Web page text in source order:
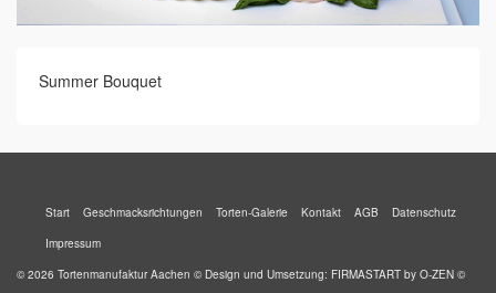
Summer Bouquet
Start Geschmacksrichtungen Torten-Galerie Kontakt AGB
Datenschutz
Impressum
© 2026 Tortenmanufaktur Aachen © Design und Umsetzung: FIRMASTART by O-ZEN ©